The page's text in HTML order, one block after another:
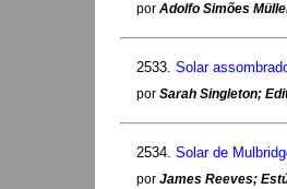
por Adolfo Simões
2533. Solar
por Sarah Singleton;
2534. Solar de
por James Reeves;